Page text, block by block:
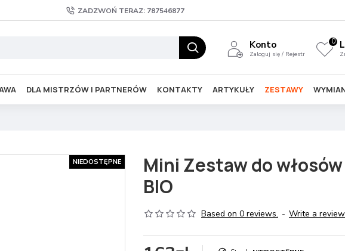
ZADZWOŃ TERAZ: 787546877
Konto
Zaloguj się / Rejestr
0
DLA MISTRZÓW I PARTNERÓW KONTAKTY ARTYKUŁY ZESTAWY
NIEDOSTĘPNE
Mini Zestaw do
BIO
Based on 0 reviews. - Write a review